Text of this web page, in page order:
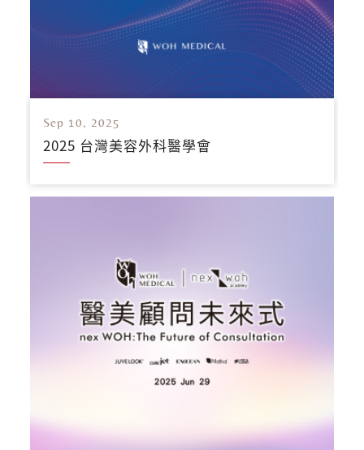
Sep 10, 2025
2025 台灣美容外科醫學會